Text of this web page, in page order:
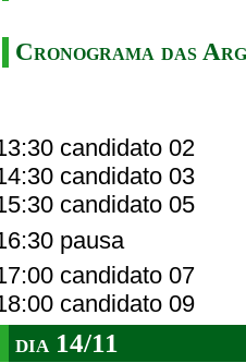
Cronograma das
candidato 02
candidato 03
candidato 05
pausa
candidato 07
candidato 09
dia 14/11